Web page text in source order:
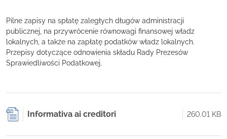
Pilne zapisy na spłatę zaległych długów administracji
publicznej, na przywrócenie równowagi finansowej władz
lokalnych, a także na zapłatę podatków władz lokalnych.
Przepisy dotyczące odnowienia składu Rady Prezesów
Sprawiedliwości Podatkowej.
Informativa ai creditori 260.01 KB